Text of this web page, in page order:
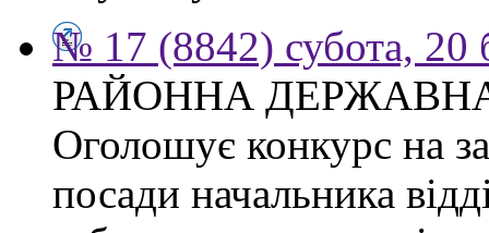
№ 17 (8842) субота, 20
РАЙОННА
Оголошує конкурс на
посади начальника